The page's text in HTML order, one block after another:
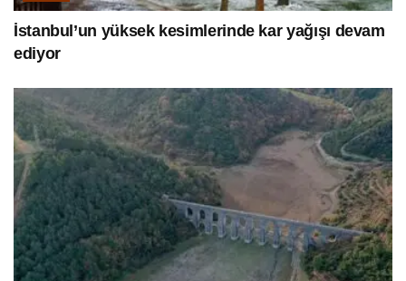
İstanbul’un yüksek kesimlerinde kar yağışı devam
ediyor